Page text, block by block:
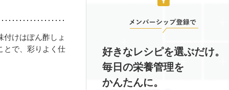
けはぽん酢しょ
とで、彩りよく仕
好きなレシピを選ぶだけ。
毎日の栄養管理を
かんたんに。